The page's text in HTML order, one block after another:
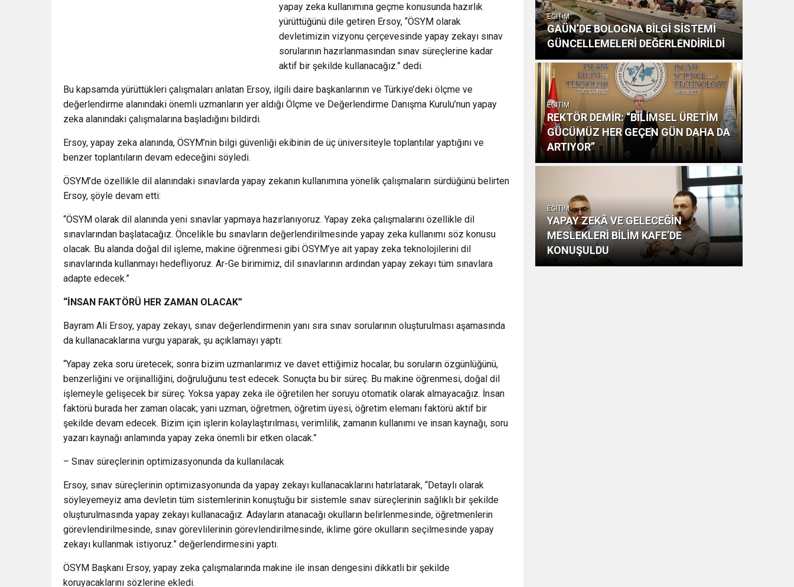
yapay zeka kullanımına geçme konusunda hazırlık
yürüttüğünü dile getiren Ersoy, “ÖSYM olarak
devletimizin vizyonu çerçevesinde yapay zekayı sınav
sorularının hazırlanmasından sınav süreçlerine kadar
aktif bir şekilde kullanacağız.” dedi.
Bu kapsamda yürüttükleri çalışmaları anlatan Ersoy, ilgili daire başkanlarının ve Türkiye’deki ölçme ve
değerlendirme alanındaki önemli uzmanların yer aldığı Ölçme ve Değerlendirme Danışma Kurulu’nun yapay
zeka alanındaki çalışmalarına başladığını bildirdi.
Ersoy, yapay zeka alanında, ÖSYM’nin bilgi güvenliği ekibinin de üç üniversiteyle toplantılar yaptığını ve
benzer toplantıların devam edeceğini söyledi.
ÖSYM’de özellikle dil alanındaki sınavlarda yapay zekanın kullanımına yönelik çalışmaların sürdüğünü belirten
Ersoy, şöyle devam etti:
“ÖSYM olarak dil alanında yeni sınavlar yapmaya hazırlanıyoruz. Yapay zeka çalışmalarını özellikle dil
sınavlarından başlatacağız. Öncelikle bu sınavların değerlendirilmesinde yapay zeka kullanımı söz konusu
olacak. Bu alanda doğal dil işleme, makine öğrenmesi gibi ÖSYM’ye ait yapay zeka teknolojilerini dil
sınavlarında kullanmayı hedefliyoruz. Ar-Ge birimimiz, dil sınavlarının ardından yapay zekayı tüm sınavlara
adapte edecek.”
“İNSAN FAKTÖRÜ HER ZAMAN OLACAK”
Bayram Ali Ersoy, yapay zekayı, sınav değerlendirmenin yanı sıra sınav sorularının oluşturulması aşamasında
da kullanacaklarına vurgu yaparak, şu açıklamayı yaptı:
“Yapay zeka soru üretecek; sonra bizim uzmanlarımız ve davet ettiğimiz hocalar, bu soruların özgünlüğünü,
benzerliğini ve orijinalliğini, doğruluğunu test edecek. Sonuçta bu bir süreç. Bu makine öğrenmesi, doğal dil
işlemeyle gelişecek bir süreç. Yoksa yapay zeka ile öğretilen her soruyu otomatik olarak almayacağız. İnsan
faktörü burada her zaman olacak; yani uzman, öğretmen, öğretim üyesi, öğretim elemanı faktörü aktif bir
şekilde devam edecek. Bizim için işlerin kolaylaştırılması, verimlilik, zamanın kullanımı ve insan kaynağı, soru
yazarı kaynağı anlamında yapay zeka önemli bir etken olacak.”
– Sınav süreçlerinin optimizasyonunda da kullanılacak
Ersoy, sınav süreçlerinin optimizasyonunda da yapay zekayı kullanacaklarını hatırlatarak, “Detaylı olarak
söyleyemeyiz ama devletin tüm sistemlerinin konuştuğu bir sistemle sınav süreçlerinin sağlıklı bir şekilde
oluşturulmasında yapay zekayı kullanacağız. Adayların atanacağı okulların belirlenmesinde, öğretmenlerin
görevlendirilmesinde, sınav görevlilerinin görevlendirilmesinde, iklime göre okulların seçilmesinde yapay
zekayı kullanmak istiyoruz.” değerlendirmesini yaptı.
ÖSYM Başkanı Ersoy, yapay zeka çalışmalarında makine ile insan dengesini dikkatli bir şekilde
koruyacaklarını sözlerine ekledi.
EĞİTİM
GAÜN’DE BOLOGNA BİLGİ SİSTEMİ
GÜNCELLEMELERİ DEĞERLENDİRİLDİ
EĞİTİM
REKTÖR DEMİR: “BİLİMSEL ÜRETİM
GÜCÜMÜZ HER GEÇEN GÜN DAHA DA
ARTIYOR”
EĞİTİM
YAPAY ZEKÂ VE GELECEĞİN
MESLEKLERİ BİLİM KAFE’DE
KONUŞULDU